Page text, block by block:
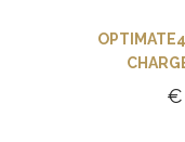
€